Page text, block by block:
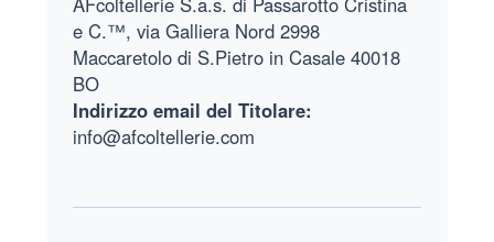
e C.™, via Galliera Nord 2998
Maccaretolo di S.Pietro in Casale 40018
BO
Indirizzo email del Titolare:
info@afcoltellerie.com